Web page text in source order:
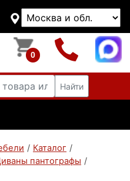
0
Найти
/ Каталог /
пантографы /